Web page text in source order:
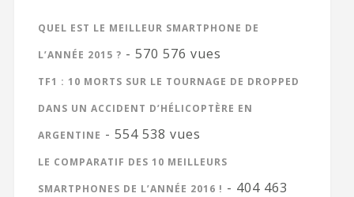
QUEL EST LE MEILLEUR SMARTPHONE DE
L’ANNÉE 2015 ? - 570 576 vues
TF1 : 10 MORTS SUR LE TOURNAGE DE DROPPED
DANS UN ACCIDENT D’HÉLICOPTÈRE EN
ARGENTINE - 554 538 vues
LE COMPARATIF DES 10 MEILLEURS
SMARTPHONES DE L’ANNÉE 2016 ! - 404 463